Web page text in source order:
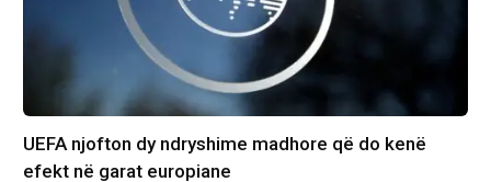
UEFA njofton dy ndryshime madhore që do kenë
efekt në garat europiane